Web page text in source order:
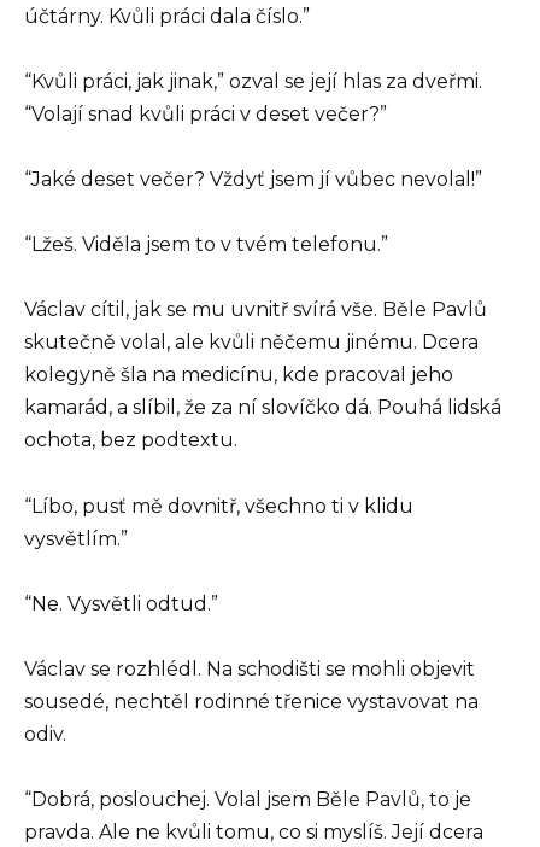
účtárny. Kvůli práci dala číslo.”
“Kvůli práci, jak jinak,” ozval se její hlas za dveřmi.
“Volají snad kvůli práci v deset večer?”
“Jaké deset večer? Vždyť jsem jí vůbec nevolal!”
“Lžeš. Viděla jsem to v tvém telefonu.”
Václav cítil, jak se mu uvnitř svírá vše. Běle Pavlů
skutečně volal, ale kvůli něčemu jinému. Dcera
kolegyně šla na medicínu, kde pracoval jeho
kamarád, a slíbil, že za ní slovíčko dá. Pouhá lidská
ochota, bez podtextu.
“Líbo, pusť mě dovnitř, všechno ti v klidu
vysvětlím.”
“Ne. Vysvětli odtud.”
Václav se rozhlédl. Na schodišti se mohli objevit
sousedé, nechtěl rodinné třenice vystavovat na
odiv.
“Dobrá, poslouchej. Volal jsem Běle Pavlů, to je
pravda. Ale ne kvůli tomu, co si myslíš. Její dcera